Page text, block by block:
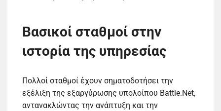
Βασικοί σταθμοί στην
ιστορία της υπηρεσίας
Πολλοί σταθμοί έχουν σηματοδοτήσει την
εξέλιξη της εξαργύρωσης υπολοίπου Battle.Net,
αντανακλώντας την ανάπτυξη και την